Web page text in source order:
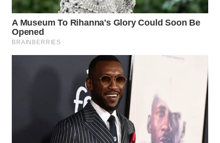
WAHANA
NEWS
WAHANA
INFRASTRUKTUR